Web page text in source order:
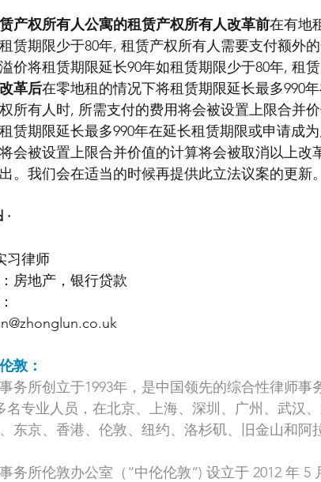
产权所有人公寓的租赁产权所有人改革前在有地
赁期限少于80年, 租赁产权所有人需要支付额外
价将租赁期限延长90年如租赁期限少于80年, 租
改革后在零地租的情况下将租赁期限延长最多990
所有人时, 所需支付的费用将会被设置上限合并
赁期限延长最多990年在延长租赁期限或申请成
会被设置上限合并价值的计算将会被取消以上改
。我们会在适当的时候再提供此立法议案的更新。
·
习律师
房地产，银行贷款
敦：
务所创立于1993年，是中国领先的综合性律师事
名专业人员，在北京、上海、深圳、广州、武汉
东京、香港、伦敦、纽约、洛杉矶、旧金山和阿
务所伦敦办公室（“中伦伦敦“) 设立于 2012 年 5